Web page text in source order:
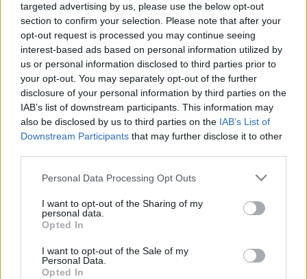
targeted advertising by us, please use the below opt-out
section to confirm your selection. Please note that after your
opt-out request is processed you may continue seeing
interest-based ads based on personal information utilized by
us or personal information disclosed to third parties prior to
your opt-out. You may separately opt-out of the further
disclosure of your personal information by third parties on the
IAB’s list of downstream participants. This information may
also be disclosed by us to third parties on the IAB’s List of
Downstream Participants that may further disclose it to other
Please note that this website/app uses one or more Google
not limited to your visit or usage behaviour. You may click to
grant or deny consent to Google and its third-party tags to
use your data for below specified purposes in below Google
consent section.
Personal Data Processing Opt Outs
I want to opt-out of the Sharing of my
personal data.
Opted In
I want to opt-out of the Sale of my
Personal Data.
Opted In
LEGFRISSEBB
Országos hírek
Kecskeméten is szakirányú továbbképzésekkel erősít a Gál
Ferenc Egyetem
Kiemelt fontosságú a Gál Ferenc Egyetem számára a jövőbe
mutató szakmai felkészültség átadása, a folyamatos szakmai
fejlődés támogatása.
A LAKOSSÁGRA IS FONTOS SZEREP HÁRUL A
SZÚNYOGINVÁZIÓ ELKERÜLÉSÉBEN
Országos hírek
FELHASZNÁLTA AZ EMBERISÉG A FÖLD EGÉSZ
ÉVRE ELEGENDŐ ERŐFORRÁSAIT